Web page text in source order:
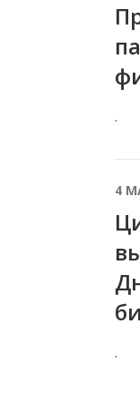
.
4
.